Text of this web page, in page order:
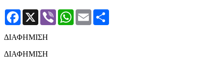
Facebook
X Viber WhatsApp
Email
ΔΙΑΦΗΜΙΣΗ
ΔΙΑΦΗΜΙΣΗ